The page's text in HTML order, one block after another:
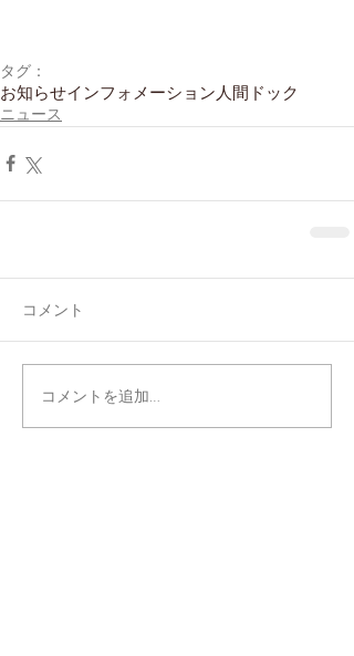
タグ：
お知らせインフォメーション 人間ドック
ニュース
コメント
コメントを追加…